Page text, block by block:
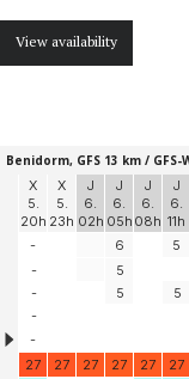
View availability